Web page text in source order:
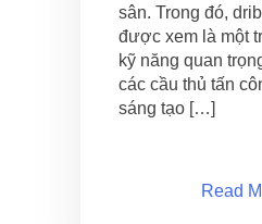
sân. Trong đó,
được xem là một
kỹ năng quan
các cầu thủ tấn
sáng tạo […]
Read